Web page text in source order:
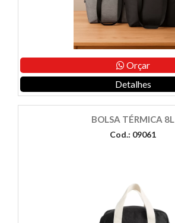
Orçar
Detalhes
BOLSA TÉRMICA 8L
Cod.: 09061